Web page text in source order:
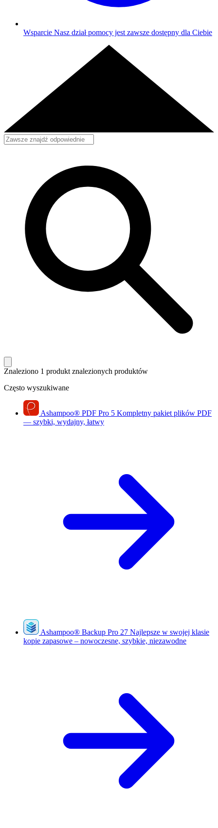
Wsparcie Nasz dział pomocy jest zawsze dostępny dla Ciebie
Znaleziono 1 produkt znalezionych produktów
Często wyszukiwane
Ashampoo® PDF Pro 5 Kompletny pakiet plików PDF
— szybki, wydajny, łatwy
Ashampoo® Backup Pro 27 Najlepsze w swojej klasie
kopie zapasowe – nowoczesne, szybkie, niezawodne